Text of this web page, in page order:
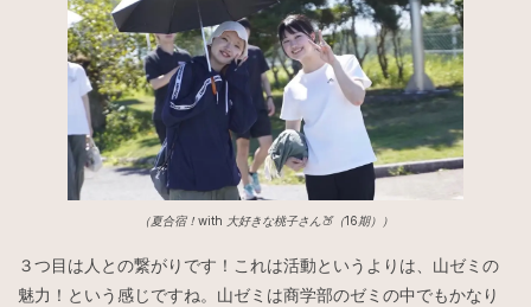
（夏合宿！with 大好きな桃子さん🍑（16期））
３つ目は人との繋がりです！これは活動というよりは、山ゼミの
魅力！という感じですね。山ゼミは商学部のゼミの中でもかなり